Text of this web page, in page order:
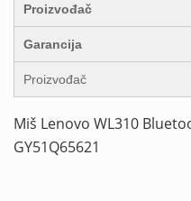
Proizvođač
Garancija
Proizvođač
Miš Lenovo WL310
GY51Q65621